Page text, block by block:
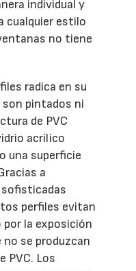
individual y
cualquier estilo
no tiene
radica en su
pintados ni
de PVC
acrílico
una superficie
a
perfiles evitan
la exposición
no se produzcan
PVC. Los